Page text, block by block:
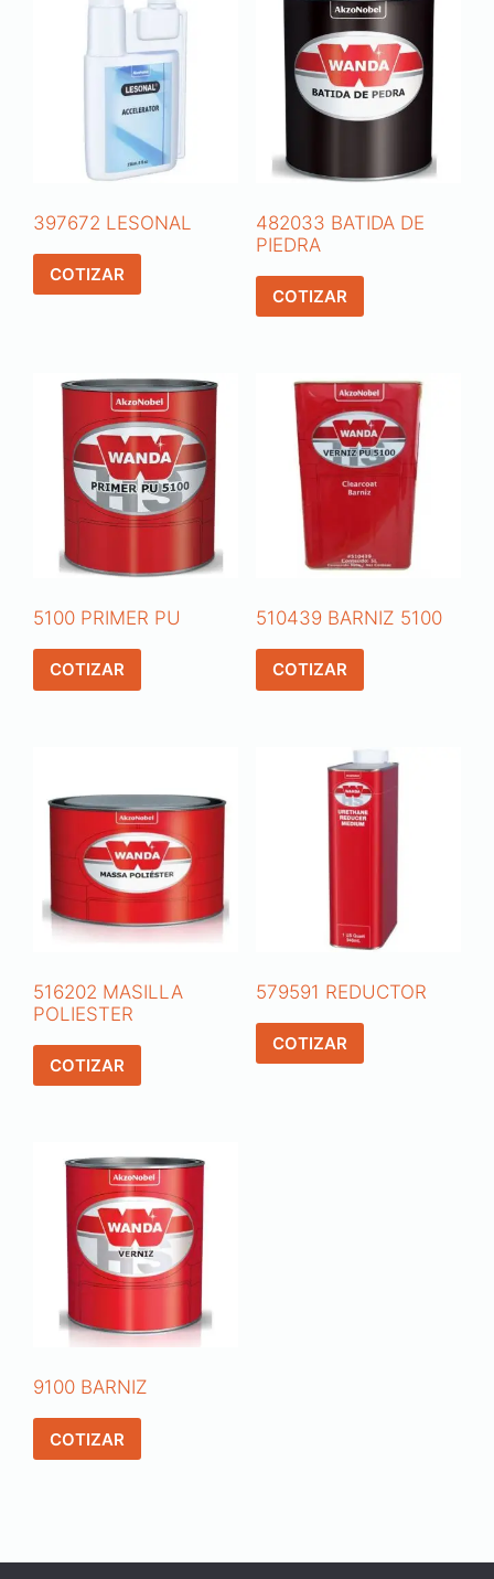
397672 LESONAL
COTIZAR
482033 BATIDA DE
PIEDRA
COTIZAR
5100 PRIMER PU
COTIZAR
510439 BARNIZ 5100
COTIZAR
516202 MASILLA
POLIESTER
COTIZAR
579591 REDUCTOR
COTIZAR
9100 BARNIZ
COTIZAR